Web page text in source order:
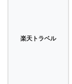
楽天トラベル